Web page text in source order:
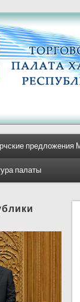
предложения
палаты